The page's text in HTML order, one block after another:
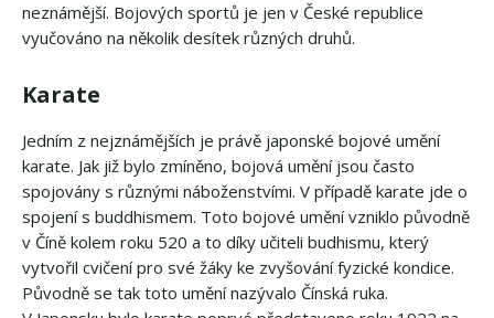
neznámější. Bojových sportů je jen v České republice
vyučováno na několik desítek různých druhů.
Karate
Jedním z nejznámějších je právě japonské bojové umění
karate. Jak již bylo zmíněno, bojová umění jsou často
spojovány s různými náboženstvími. V případě karate jde o
spojení s buddhismem. Toto bojové umění vzniklo původně
v Číně kolem roku 520 a to díky učiteli budhismu, který
vytvořil cvičení pro své žáky ke zvyšování fyzické kondice.
Původně se tak toto umění nazývalo Čínská ruka.